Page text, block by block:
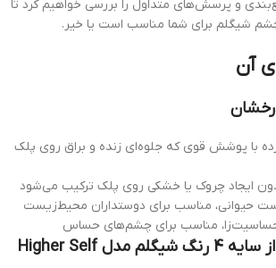
و پرسش‌های متداول را بررسی خواهیم کرد تا
چشم شیگلم برای شما مناسب است یا خیر.
آن
با پوشش قوی که جلوه‌ای زنده و براق روی پلک
ایجاد چروک یا خشکی روی پلک ترکیب می‌شود
حیوانی، مناسب برای دوستداران محیط‌زیست
حساسیت‌زا، مناسب برای چشم‌های حساس